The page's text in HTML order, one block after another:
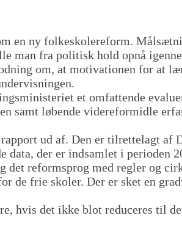
en ny folkeskolereform.
man fra politisk hold opnå
om, at motivationen for at
et omfattende
samt løbende videreformidle
ud af. Den er tilrettelagt af
data, der er indsamlet i perioden
det reformsprog med regler og
de frie skoler. Der er sket en
hvis det ikke blot reduceres til